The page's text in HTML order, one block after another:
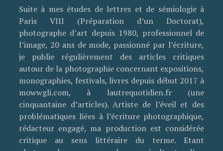
Suite à mes études de lettres et de sémiologie à
Paris VIII (Préparation d’un Doctorat),
photographe d’art depuis 1980, professionnel de
l’image, 20 ans de mode, passionné par l’écriture,
je publie régulièrement des articles critiques
autour de la photographie concernant expositions,
monographies, festivals, livres depuis début 2017 à
mowwgli.com, à lautrequotidien.fr (une
cinquantaine d’articles). Artiste de l’éveil et des
problématiques liées à l’écriture photographique,
rédacteur engagé, ma production est considérée
critique au sens littéraire du terme. Etant